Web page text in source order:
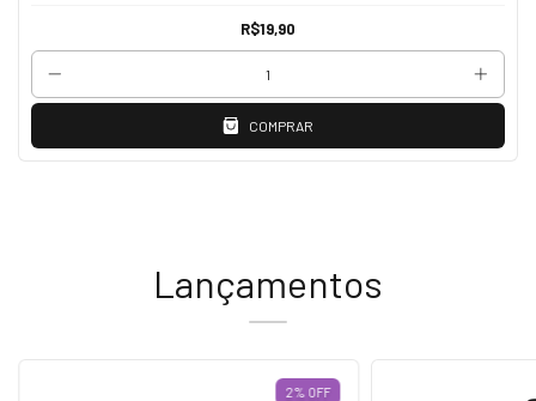
R$19,90
COMPRAR
Lançamentos
2% OFF